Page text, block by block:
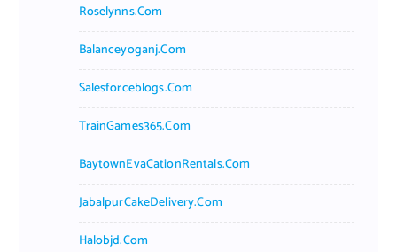
Roselynns.com
Balanceyoganj.com
Salesforceblogs.com
TrainGames365.com
BaytownEvaCationRentals.com
JabalpurCakeDelivery.com
Halobjd.com